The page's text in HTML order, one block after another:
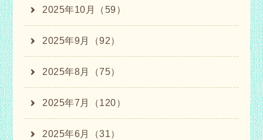
2025年10月（59）
2025年9月（92）
2025年8月（75）
2025年7月（120）
2025年6月（31）